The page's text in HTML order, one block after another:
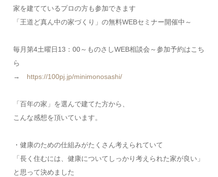
家を建てているプロの方も参加できます
「王道ど真ん中の家づくり」の無料WEBセミナー開催中～
毎月第4土曜日13：00～ものさしWEB相談会～参加予約はこち
ら
→ https://100pj.jp/minimonosashi/
「百年の家」を選んで建てた方から、
こんな感想を頂いています。
・健康のための仕組みがたくさん考えられていて
「長く住むには、健康についてしっかり考えられた家が良い」
と思って決めました